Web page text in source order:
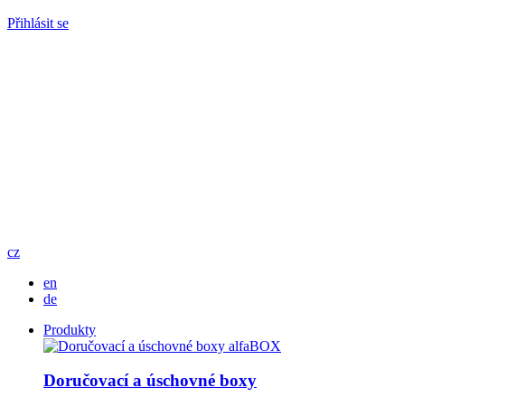
Přihlásit se
cz
en
de
Produkty
Doručovací a úschovné boxy